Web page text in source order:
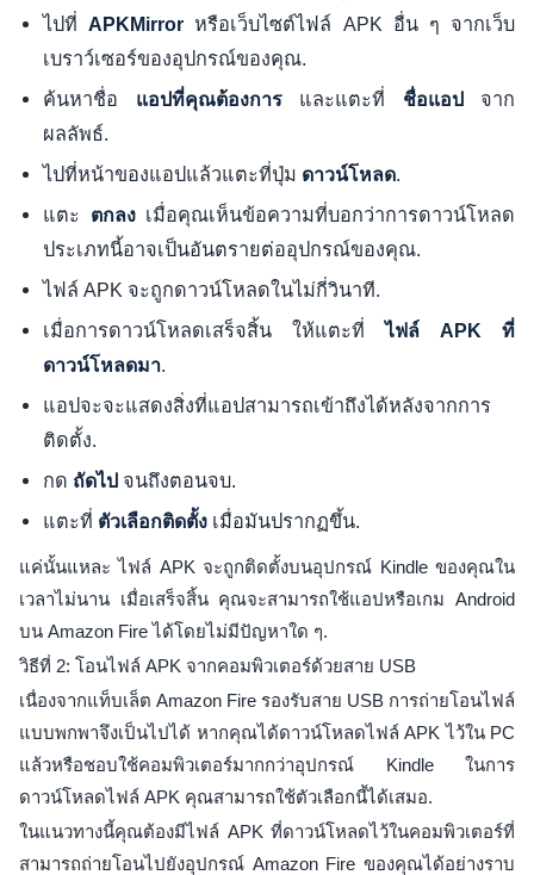
ไปที่APKMirror หรือเว็บไซต์ไฟล์ APK อื่น ๆ จากเว็บ
เบราว์เซอร์ของอุปกรณ์ของคุณ.
ค้นหาชื่อ
แอปที่คุณต้องการและแตะที่ ชื่อแอปจาก
ผลลัพธ์.
ไปที่หน้าของแอปแล้วแตะที่ปุ่ม ดาวน์โหลด.
แตะ
ตกลงเมื่อคุณเห็นข้อความที่บอกว่าการดาวน์โหลด
ประเภทนี้อาจเป็นอันตรายต่ออุปกรณ์ของคุณ.
ไฟล์ APK จะถูกดาวน์โหลดในไม่กี่วินาที.
เมื่อการดาวน์โหลดเสร็จสิ้น ให้แตะที่ไฟล์ APK ที่
ดาวน์โหลดมา.
แอปจะจะแสดงสิ่งที่แอปสามารถเข้าถึงได้หลังจากการ
ติดตั้ง.
กด ถัดไป จนถึงตอนจบ.
แตะที่ ตัวเลือกติดตั้ง เมื่อมันปรากฏขึ้น.
แค่นั้นแหละ ไฟล์ APK จะถูกติดตั้งบนอุปกรณ์ Kindle ของคุณใน
เวลาไม่นาน เมื่อเสร็จสิ้น คุณจะสามารถใช้แอปหรือเกม Android
บน Amazon Fire ได้โดยไม่มีปัญหาใด ๆ.
วิธีที่ 2: โอนไฟล์ APK จากคอมพิวเตอร์ด้วยสาย USB
เนื่องจากแท็บเล็ต Amazon Fire รองรับสาย USB การถ่ายโอนไฟล์
แบบพกพาจึงเป็นไปได้ หากคุณได้ดาวน์โหลดไฟล์ APK ไว้ใน PC
แล้วหรือชอบใช้คอมพิวเตอร์มากกว่าอุปกรณ์ Kindle ในการ
ดาวน์โหลดไฟล์ APK คุณสามารถใช้ตัวเลือกนี้ได้เสมอ.
ในแนวทางนี้คุณต้องมีไฟล์ APK ที่ดาวน์โหลดไว้ในคอมพิวเตอร์ที่
สามารถถ่ายโอนไปยังอุปกรณ์ Amazon Fire ของคุณได้อย่างราบ